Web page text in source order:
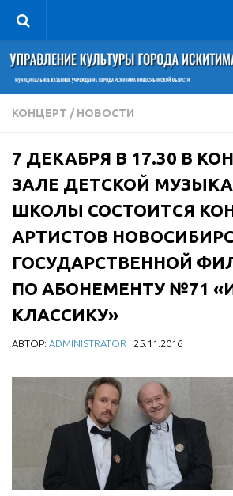
Управление
Руководитель
Сведения об организации
Книга почета культуры
Фотогалерея
Документы
Учредительные документы
Правовая база
Противодействие коррупции
Отчеты о деятельности
Учреждения культуры
МБУ Дом культуры «Молодость»
МБУ Дом культуры «Октябрь»
МБОУ ДО «Детская школа искусств»
МБОУ ДО «Детская музыкальная школа»
МБУК «Искитимский городской
КОНЦЕРТ / НОВОСТИ
7 ДЕКАБРЯ В 17.30 В
ЗАЛЕ ДЕТСКОЙ
ШКОЛЫ СОСТОИТСЯ
АРТИСТОВ
ГОСУДАРСТВЕННОЙ
ПО АБОНЕМЕНТУ №71
КЛАССИКУ»
АВТОР: ADMINISTRATOR · 25.11.2016